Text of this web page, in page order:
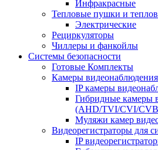
Инфракрасные
Тепловые пушки и
Электрические
Рециркуляторы
Чиллеры и фанкойлы
Системы безопасности
Готовые Комплекты
Камеры видеонаблюдения
IP камеры
Гибридные камеры
(AHD/TVI/CVI/
Муляжи камер
Видеорегистраторы для
IP